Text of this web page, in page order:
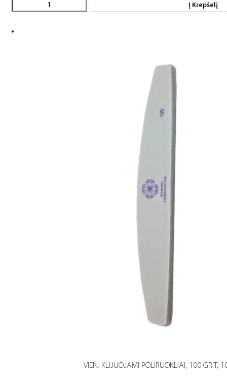
Į Krepšelį
VIEN. KLIJUOJAMI POLIRUOKLIAI, 100 GRIT,